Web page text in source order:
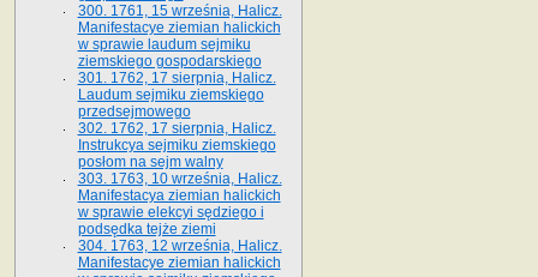
300. 1761, 15 września, Halicz.
Manifestacye ziemian halickich
w sprawie laudum sejmiku
ziemskiego gospodarskiego
301. 1762, 17 sierpnia, Halicz.
Laudum sejmiku ziemskiego
przedsejmowego
302. 1762, 17 sierpnia, Halicz.
Instrukcya sejmiku ziemskiego
posłom na sejm walny
303. 1763, 10 września, Halicz.
Manifestacya ziemian halickich
w sprawie elekcyi sędziego i
podsędka tejże ziemi
304. 1763, 12 września, Halicz.
Manifestacye ziemian halickich